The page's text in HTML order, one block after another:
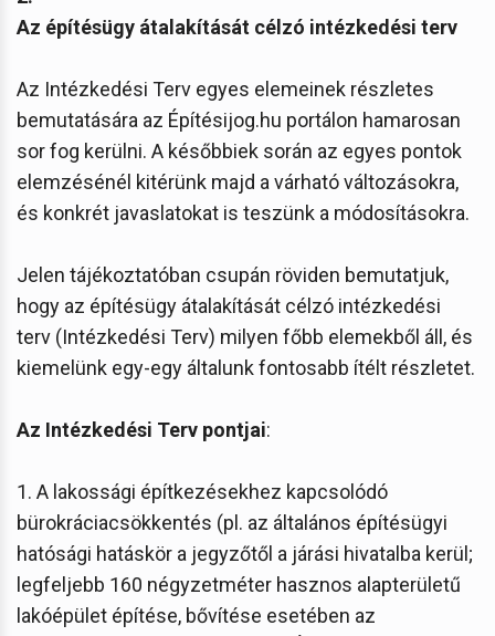
Az építésügy átalakítását célzó intézkedési terv
Az Intézkedési Terv egyes elemeinek részletes
bemutatására az Építésijog.hu portálon hamarosan
sor fog kerülni. A későbbiek során az egyes pontok
elemzésénél kitérünk majd a várható változásokra,
és konkrét javaslatokat is teszünk a módosításokra.
Jelen tájékoztatóban csupán röviden bemutatjuk,
hogy az építésügy átalakítását célzó intézkedési
terv (Intézkedési Terv) milyen főbb elemekből áll, és
kiemelünk egy-egy általunk fontosabb ítélt részletet.
Az Intézkedési Terv pontjai:
1. A lakossági építkezésekhez kapcsolódó
bürokráciacsökkentés (pl. az általános építésügyi
hatósági hatáskör a jegyzőtől a járási hivatalba kerül;
legfeljebb 160 négyzetméter hasznos alapterületű
lakóépület építése, bővítése esetében az